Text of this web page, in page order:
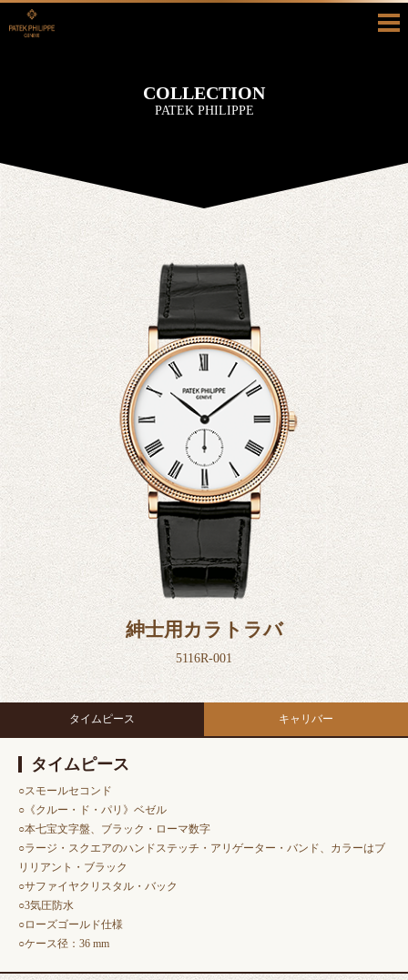
真面目ブログ 採用情報
CONTACT
お問い合わせ カタログ請求
COLLECTION
PATEK PHILIPPE
紳士用カラトラバ
5116R-001
タイムピース キャリバー
タイムピース
○スモールセコンド
○《クルー・ド・パリ》ベゼル
○本七宝文字盤、ブラック・ローマ数字
○ラージ・スクエアのハンドステッチ・アリゲーター・バンド、カラーはブ
リリアント・ブラック
○サファイヤクリスタル・バック
○3気圧防水
○ローズゴールド仕様
○ケース径：36 mm